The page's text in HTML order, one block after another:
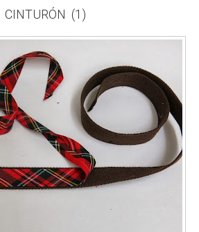
CINTURÓN (1)